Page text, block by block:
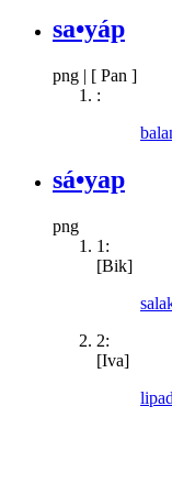
sa•yáp
png | [ Pan ]
:
sá•yap
png
1:
[Bik]
2:
[Iva]
lipad